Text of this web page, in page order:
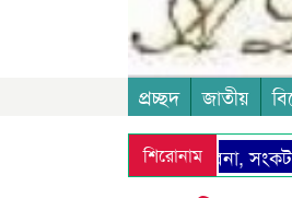
প্রচ্ছদ জাতীয়
শিরোনাম
আমাদের সিলেট: সম্ভাবনা, সংকট